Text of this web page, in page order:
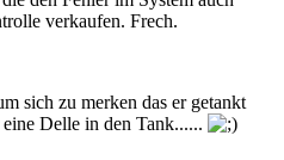
verkaufen. Frech.
sich zu merken das er getankt
Delle in den Tank......